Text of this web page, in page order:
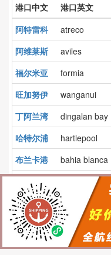
港口中文 港口英文
阿特雷科
atreco
阿维莱斯
aviles
福尔米亚
formia
旺加努伊
wanganui
丁阿兰湾
dingalan bay
哈特尔浦
hartlepool
布兰卡港
bahia blanca
阿斯塔纳
莫尔费塔
molfetta
阿利亚加
aliaga